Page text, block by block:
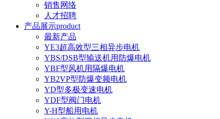
销售网络
人才招聘
产品展示product
最新产品
YE3超高效型三相异步电机
YBS/DSB型输送机用防爆电机
YBF型风机用隔爆电机
YB2VP型防爆变频电机
YD型多极变速电机
YDF型阀门电机
Y-H型船用电机